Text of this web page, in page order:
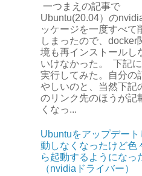
一つまえの記事で
Ubuntu(20.04）の
ッケージを一度すべて
しまったので、docker
境も再インストールし
いけなかった。 下記
実行してみた。自分の
やしいのと、当然下記
のリンク先のほうが記
くなっ...
Ubuntuをアップデート
動しなくなったけど色
ら起動するようになっ
（nvidiaドライバー）